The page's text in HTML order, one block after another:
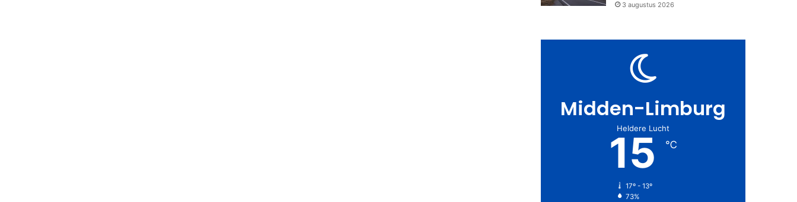
3 augustus 2026
Midden-Limburg
Heldere Lucht
15 ℃
17º - 13º
73%